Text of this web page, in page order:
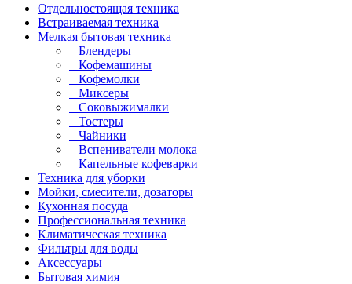
Отдельностоящая техника
Встраиваемая техника
Мелкая бытовая техника
Блендеры
Кофемашины
Кофемолки
Миксеры
Соковыжималки
Тостеры
Чайники
Вспениватели молока
Капельные кофеварки
Техника для уборки
Мойки, смесители, дозаторы
Кухонная посуда
Профессиональная техника
Климатическая техника
Фильтры для воды
Аксессуары
Бытовая химия